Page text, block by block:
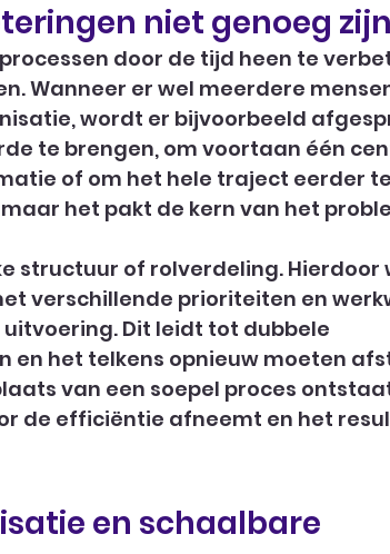
niet genoeg zijn
door de tijd heen te
Wanneer er wel meerdere
wordt er bijvoorbeeld
te brengen, om voortaan één
of om het hele traject eerder
het pakt de kern van het
structuur of rolverdeling. Hierdoor
verschillende prioriteiten en
Dit leidt tot dubbele
en het telkens opnieuw moeten
van een soepel proces
de efficiëntie afneemt en het
en schaalbare